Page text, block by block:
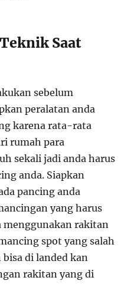
Saat
sebelum
peralatan anda
karena rata-rata
rumah para
sekali jadi anda harus
anda. Siapkan
pancing anda
yang harus
menggunakan rakitan
spot yang salah
di landed kan
rakitan yang di